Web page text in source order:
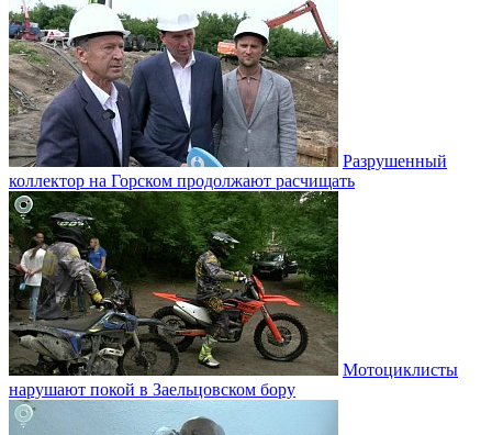
Разрушенный
коллектор на Горском продолжают расчищать
Мотоциклисты
нарушают покой в Заельцовском бору